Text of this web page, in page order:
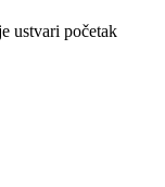
ustvari početak